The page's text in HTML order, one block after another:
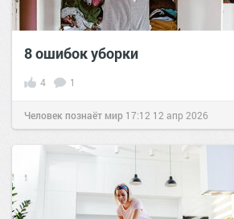
8 ошибок уборки
4 1
Человек познаёт мир 17:12 12 апр 2026